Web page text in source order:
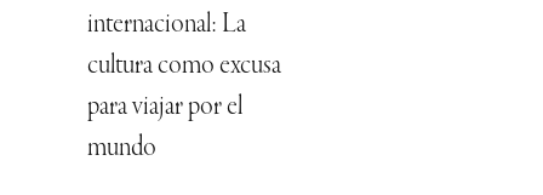
internacional: La
cultura como excusa
para viajar por el
mundo